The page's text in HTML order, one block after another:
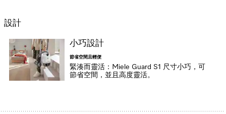
設計
小巧設計
節省空間且輕便
緊湊而靈活：Miele Guard S1 尺寸小巧，可
節省空間，並且高度靈活。